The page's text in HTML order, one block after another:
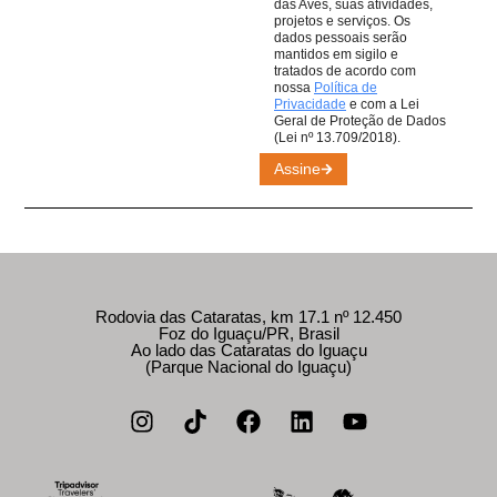
Assine
das Aves, suas atividades,
projetos e serviços. Os
dados pessoais serão
mantidos em sigilo e
tratados de acordo com
nossa Política de
Privacidade e com a Lei
Geral de Proteção de Dados
(Lei nº 13.709/2018).
Rodovia das Cataratas, km 17.1 nº 12.450
Foz do Iguaçu/PR, Brasil
Ao lado das Cataratas do Iguaçu
(Parque Nacional do Iguaçu)